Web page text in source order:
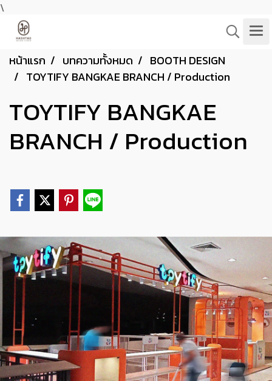
\
หน้าแรก บทความทั้งหมด
BOOTH DESIGN
TOYTIFY BANGKAE BRANCH / Production
TOYTIFY BANGKAE
BRANCH / Production